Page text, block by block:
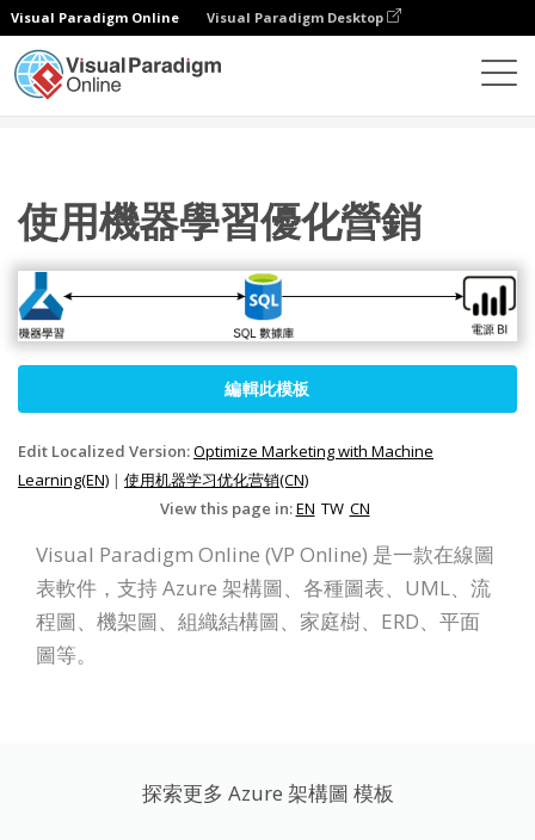
Visual Paradigm Online Visual Paradigm Desktop
使用機器學習優化營銷
編輯此模板
Edit Localized Version:Optimize Marketing with Machine
Learning(EN) | 使用机器学习优化营销(CN)
View this page in:EN TW CN
Visual Paradigm Online (VP Online) 是一款在線圖
表軟件，支持 Azure 架構圖、各種圖表、UML、流
程圖、機架圖、組織結構圖、家庭樹、ERD、平面
圖等。
探索更多 Azure 架構圖 模板